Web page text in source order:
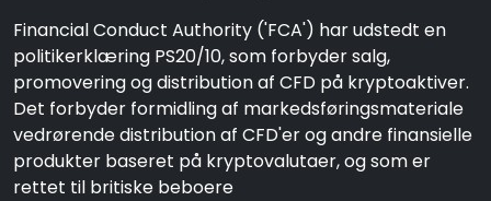
Financial Conduct Authority ('FCA') har udstedt en
politikerklæring PS20/10, som forbyder salg,
promovering og distribution af CFD på kryptoaktiver.
Det forbyder formidling af markedsføringsmateriale
vedrørende distribution af CFD'er og andre finansielle
produkter baseret på kryptovalutaer, og som er
rettet til britiske beboere